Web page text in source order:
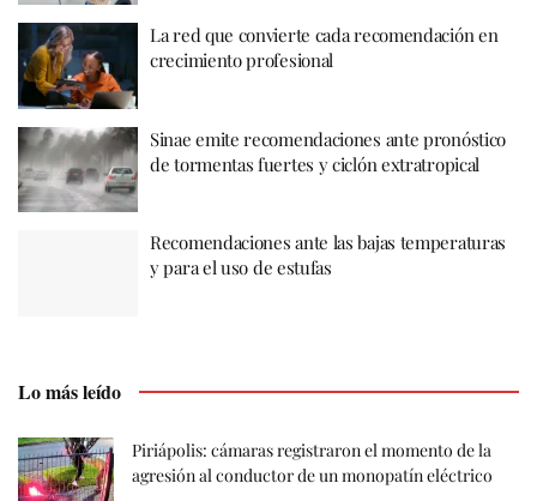
La red que convierte cada recomendación en
crecimiento profesional
Sinae emite recomendaciones ante pronóstico
de tormentas fuertes y ciclón extratropical
Recomendaciones ante las bajas temperaturas
y para el uso de estufas
Lo más leído
Piriápolis: cámaras registraron el momento de la
agresión al conductor de un monopatín eléctrico